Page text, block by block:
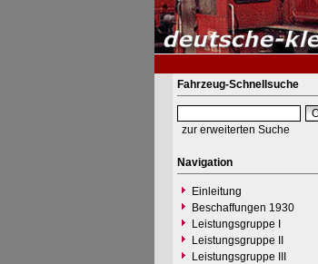
Fahrzeug-Schnellsuche
zur erweiterten Suche
Navigation
Einleitung
Beschaffungen 1930
Leistungsgruppe I
Leistungsgruppe II
Leistungsgruppe III